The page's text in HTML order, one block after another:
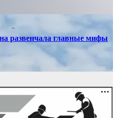
развенчала главные мифы